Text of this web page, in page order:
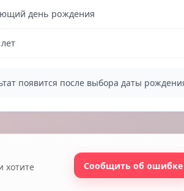
день рождения
появится после выбора даты
хотите
Сообщить об ошибке